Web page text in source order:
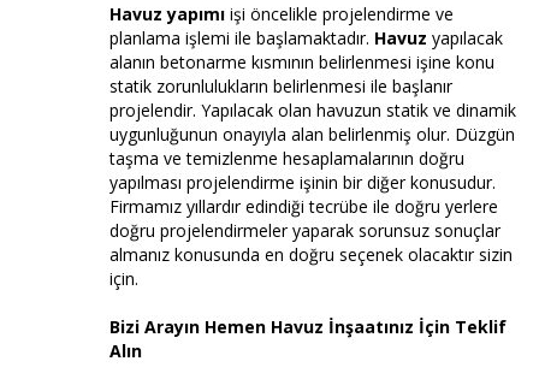
Havuz yapımı işi öncelikle projelendirme ve
planlama işlemi ile başlamaktadır. Havuz yapılacak
alanın betonarme kısmının belirlenmesi işine konu
statik zorunlulukların belirlenmesi ile başlanır
projelendir. Yapılacak olan havuzun statik ve dinamik
uygunluğunun onayıyla alan belirlenmiş olur. Düzgün
taşma ve temizlenme hesaplamalarının doğru
yapılması projelendirme işinin bir diğer konusudur.
Firmamız yıllardır edindiği tecrübe ile doğru yerlere
doğru projelendirmeler yaparak sorunsuz sonuçlar
almanız konusunda en doğru seçenek olacaktır sizin
için.
Bizi Arayın Hemen Havuz İnşaatınız İçin Teklif
Alın